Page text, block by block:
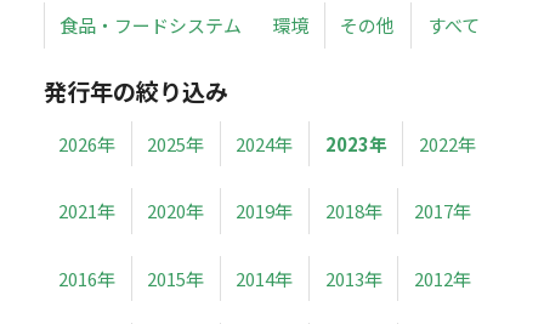
食品・フードシステム 環境 その他 すべて
発行年の絞り込み
2026年 2025年 2024年 2023年 2022年
2021年 2020年 2019年 2018年 2017年
2016年 2015年 2014年 2013年 2012年